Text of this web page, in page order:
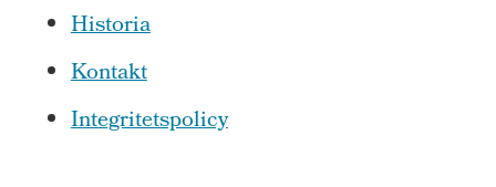
Historia
Kontakt
Integritetspolicy